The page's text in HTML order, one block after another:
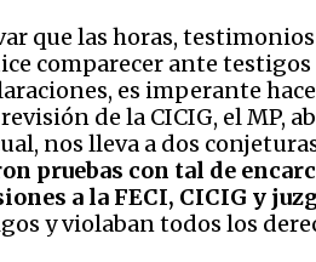
que las horas,
comparecer ante
es imperante
de la CICIG, el MP,
nos lleva a dos
pruebas con tal de
a la FECI, CICIG y
y violaban todos los